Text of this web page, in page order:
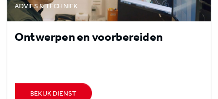
ADVIES & TECHNIEK
Ontwerpen en voorbereiden
BEKIJK DIENST